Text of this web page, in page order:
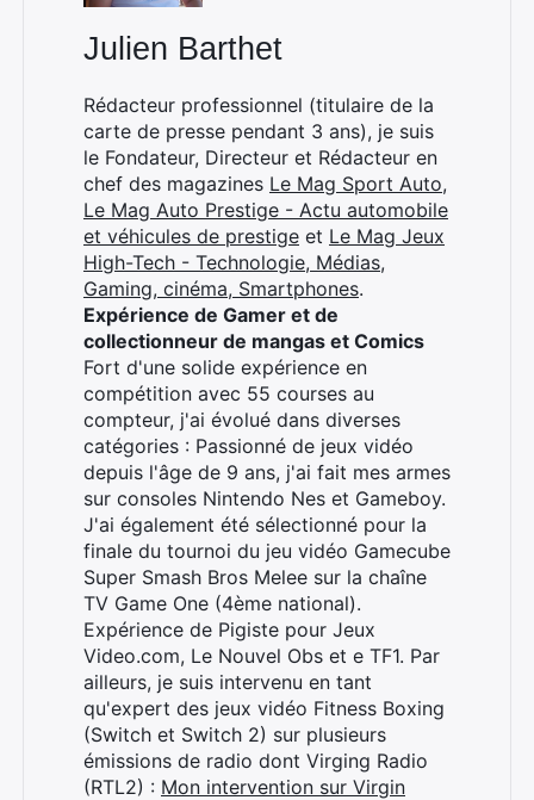
Julien Barthet
Rédacteur professionnel (titulaire de la
carte de presse pendant 3 ans), je suis
le Fondateur, Directeur et Rédacteur en
chef des magazines Le Mag Sport Auto,
Le Mag Auto Prestige - Actu automobile
et véhicules de prestige et Le Mag Jeux
High-Tech - Technologie, Médias,
Gaming, cinéma, Smartphones.
Expérience de Gamer et de
collectionneur de mangas et Comics
Fort d'une solide expérience en
compétition avec 55 courses au
compteur, j'ai évolué dans diverses
catégories : Passionné de jeux vidéo
depuis l'âge de 9 ans, j'ai fait mes armes
sur consoles Nintendo Nes et Gameboy.
J'ai également été sélectionné pour la
finale du tournoi du jeu vidéo Gamecube
Super Smash Bros Melee sur la chaîne
TV Game One (4ème national).
Expérience de Pigiste pour Jeux
Video.com, Le Nouvel Obs et e TF1. Par
ailleurs, je suis intervenu en tant
qu'expert des jeux vidéo Fitness Boxing
(Switch et Switch 2) sur plusieurs
émissions de radio dont Virging Radio
(RTL2) : Mon intervention sur Virgin